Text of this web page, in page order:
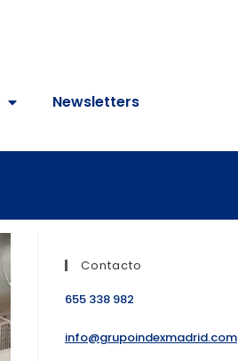
Newsletters
Contacto
655 338 982
info@grupoindexmadrid.com